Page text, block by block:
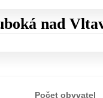
nad